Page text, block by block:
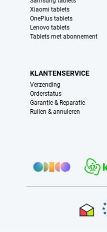
Xiaomi tablets
OnePlus tablets
Lenovo tablets
Tablets met abonnement
KLANTENSERVICE
Verzending
Orderstatus
Garantie & Reparatie
Ruilen & annuleren